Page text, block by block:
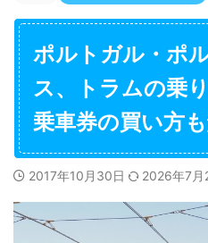
ポルトガル・ポ
ス、トラムの乗
乗車券の買い方も
2017年10月30日 2026年7月